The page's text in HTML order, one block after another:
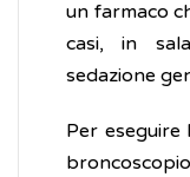
un farmaco
casi, in
sedazione
Per eseguire